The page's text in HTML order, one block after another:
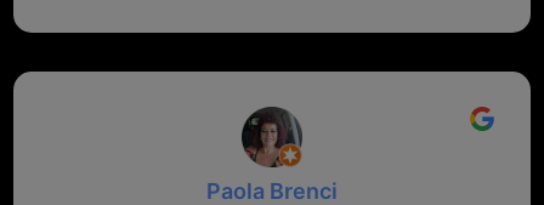
Paola Brenci